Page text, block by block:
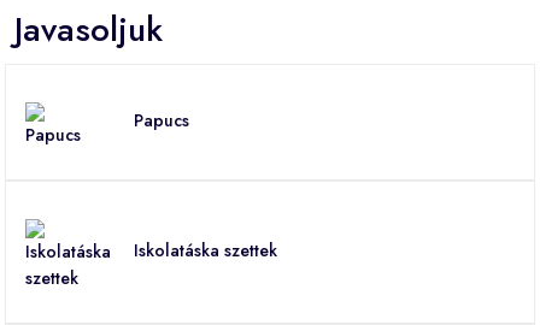
Javasoljuk
Papucs
Iskolatáska szettek